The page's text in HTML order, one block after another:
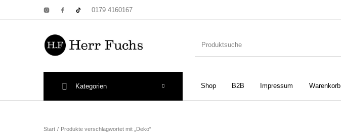
0179 4160167
Shop B2B Impressum Warenkorb
Kategorien
Start / Produkte verschlagwortet mit „Deko“